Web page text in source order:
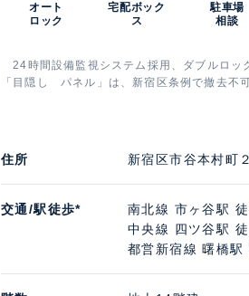
オート
ロック
宅配ボック
ス
駐車場
相談
24時間設備監視システム採用、ダブルロッ
「目隠し パネル」は、新宿区条例で撤去不
住所 新宿区市谷本村町２
交通/駅徒歩*
南北線 市ヶ谷駅
中央線 四ツ谷駅
都営新宿線 曙橋駅